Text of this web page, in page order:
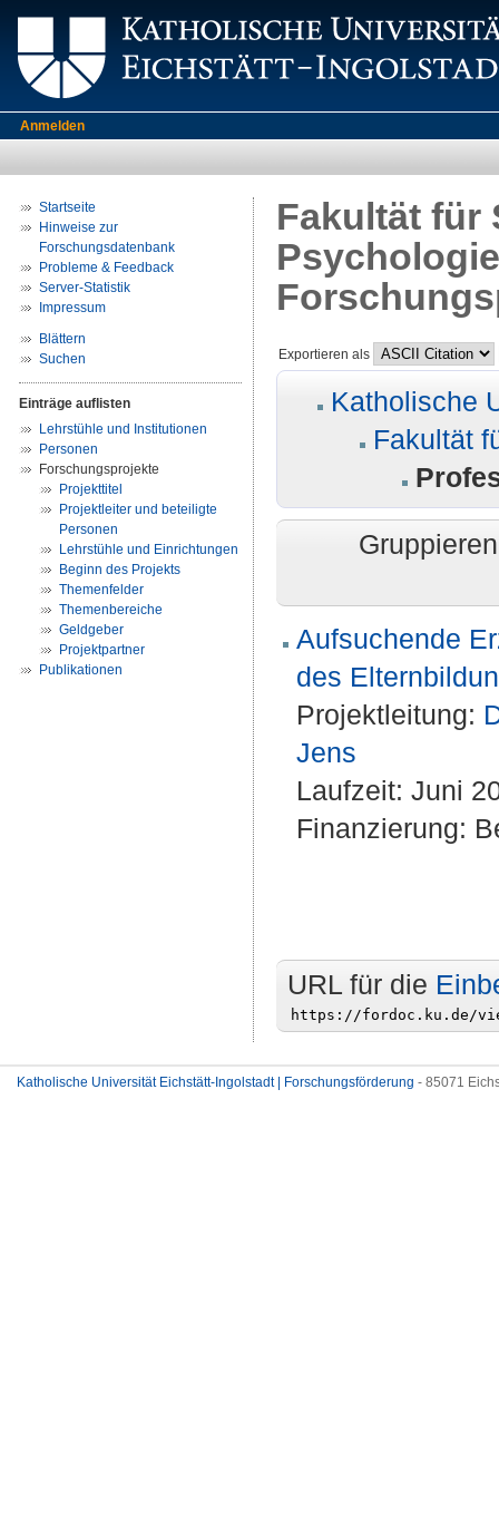
Anmelden
Startseite
Hinweise zur
Forschungsdatenbank
Probleme & Feedback
Server-Statistik
Impressum
Blättern
Suchen
Einträge auflisten
Lehrstühle und Institutionen
Personen
Forschungsprojekte
Projekttitel
Projektleiter und beteiligte
Personen
Lehrstühle und Einrichtungen
Beginn des Projekts
Themenfelder
Themenbereiche
Geldgeber
Projektpartner
Publikationen
Fakultät für
Exportieren als
Katholische
Fakultät
Aufsuchende
des
Projektleitung:
Jens
Laufzeit: Juni
Finanzierung:
URL für die
Katholische Universität Eichstätt-Ingolstadt | Forschungsförderung - 85071